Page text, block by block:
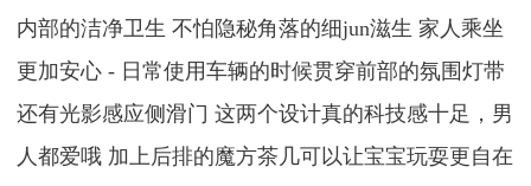
内部的洁净卫生 不怕隐秘角落的细jun滋生 家人乘坐
更加安心 - 日常使用车辆的时候贯穿前部的氛围灯带
还有光影感应侧滑门 这两个设计真的科技感十足，男
人都爱哦 加上后排的魔方茶几可以让宝宝玩耍更自在